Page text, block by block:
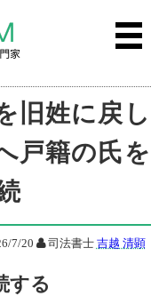
姓に戻した後、婚姻中の
旧姓に戻し
戸籍の氏を
7/20 司法書士 吉越 清顕
する